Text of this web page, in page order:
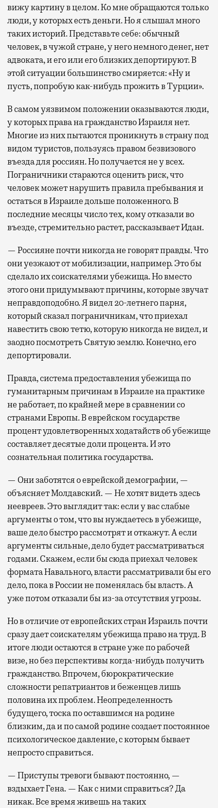
вижу картину в целом. Ко мне обращаются только
люди, у которых есть деньги. Но я слышал много
таких историй. Представьте себе: обычный
человек, в чужой стране, у него немного денег, нет
адвоката, и его или его близких депортируют. В
этой ситуации большинство смиряется: «Ну и
пусть, попробую как-нибудь прожить в Турции».
В самом уязвимом положении оказываются люди,
у которых права на гражданство Израиля нет.
Многие из них пытаются проникнуть в страну под
видом туристов, пользуясь правом безвизового
въезда для россиян. Но получается не у всех.
Пограничники стараются оценить риск, что
человек может нарушить правила пребывания и
остаться в Израиле дольше положенного. В
последние месяцы число тех, кому отказали во
въезде, стремительно растет, рассказывает Идан.
— Россияне почти никогда не говорят правды. Что
они уезжают от мобилизации, например. Это бы
сделало их соискателями убежища. Но вместо
этого они придумывают причины, которые звучат
неправдоподобно. Я видел 20-летнего парня,
который сказал пограничникам, что приехал
навестить свою тетю, которую никогда не видел, и
заодно посмотреть Святую землю. Конечно, его
депортировали.
Правда, система предоставления убежища по
гуманитарным причинам в Израиле на практике
не работает, по крайней мере в сравнении со
странами Европы. В еврейском государстве
процент удовлетворенных ходатайств об убежище
составляет десятые доли процента. И это
сознательная политика государства.
— Они заботятся о еврейской демографии, —
объясняет Молдавский. — Не хотят видеть здесь
неевреев. Это выглядит так: если у вас слабые
аргументы о том, что вы нуждаетесь в убежище,
ваше дело быстро рассмотрят и откажут. А если
аргументы сильные, дело будет рассматриваться
годами. Скажем, если бы сюда приехал человек
формата Навального, власти рассматривали бы его
дело, пока в России не поменялась бы власть. А
уже потом отказали бы из-за отсутствия угрозы.
Но в отличие от европейских стран Израиль почти
сразу дает соискателям убежища право на труд. В
итоге люди остаются в стране уже по рабочей
визе, но без перспективы когда-нибудь получить
гражданство. Впрочем, бюрократические
сложности репатриантов и беженцев лишь
половина их проблем. Неопределенность
будущего, тоска по оставшимся на родине
близким, да и по самой родине создает постоянное
психологическое давление, с которым бывает
непросто справиться.
— Приступы тревоги бывают постоянно, —
вздыхает Гена. — Как с ними справиться? Да
никак. Все время живешь на таких